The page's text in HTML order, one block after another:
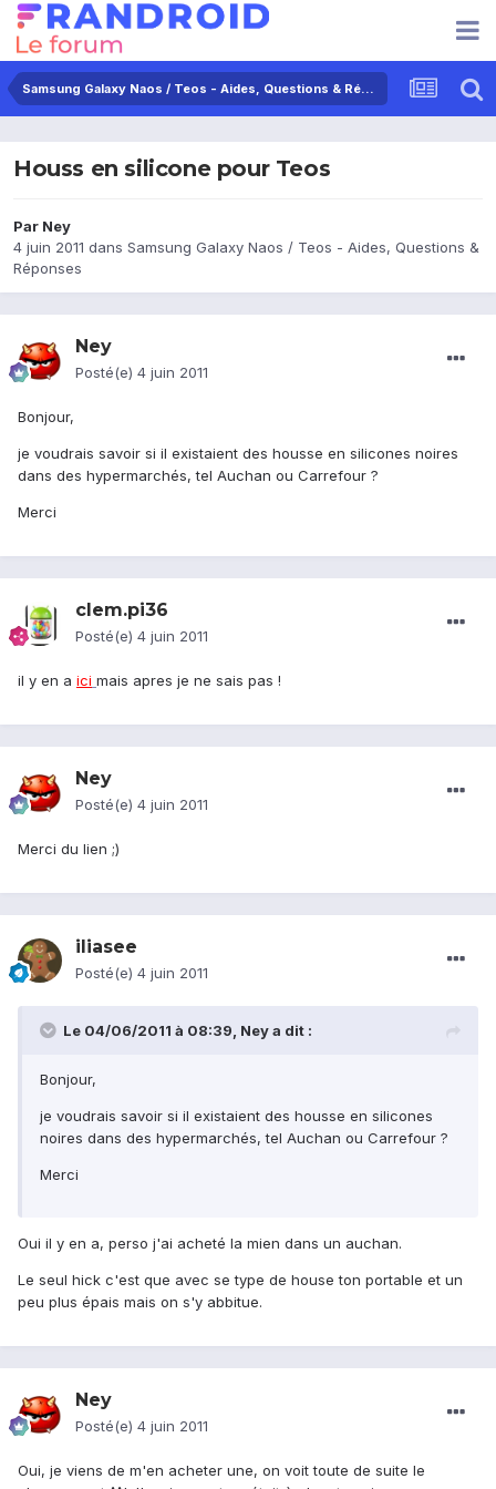
Samsung Galaxy Naos / Teos - Aides, Questions & Réponses
Houss en silicone pour Teos
Par Ney
4 juin 2011 dans Samsung Galaxy Naos / Teos - Aides, Questions &
Réponses
Ney
Posté(e) 4 juin 2011
Bonjour,
je voudrais savoir si il existaient des housse en silicones noires
dans des hypermarchés, tel Auchan ou Carrefour ?
Merci
clem.pi36
Posté(e) 4 juin 2011
il y en a ici mais apres je ne sais pas !
Ney
Posté(e) 4 juin 2011
Merci du lien ;)
iliasee
Posté(e) 4 juin 2011
Le 04/06/2011 à 08:39, Ney a dit :
Bonjour,
je voudrais savoir si il existaient des housse en silicones
noires dans des hypermarchés, tel Auchan ou Carrefour ?
Merci
Oui il y en a, perso j'ai acheté la mien dans un auchan.
Le seul hick c'est que avec se type de house ton portable et un
peu plus épais mais on s'y abbitue.
Ney
Posté(e) 4 juin 2011
Oui, je viens de m'en acheter une, on voit toute de suite le